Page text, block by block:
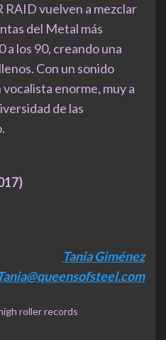
RAID vuelven a mezclar
del Metal más
a los 90, creando una
Con un sonido
enorme, muy a
de las
Tania Giménez
roller records